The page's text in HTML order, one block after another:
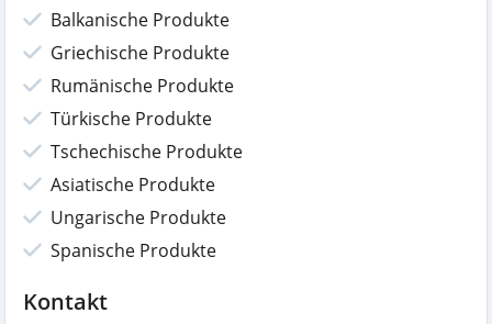
Balkanische Produkte
Griechische Produkte
Rumänische Produkte
Türkische Produkte
Tschechische Produkte
Asiatische Produkte
Ungarische Produkte
Spanische Produkte
Kontakt